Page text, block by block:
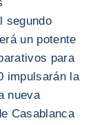
segundo
un potente
para
impulsarán la
nueva
Casablanca